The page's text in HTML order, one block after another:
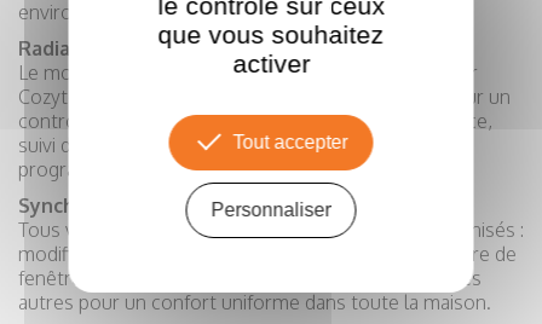
environnement familial.
Radiateur connecté avec pilotage à distance
Le modèle est compatible avec l’application Thermor
Cozytouch (bridge requis par foyer, réf. 400991), pour un
contrôle précis à distance : ajustement pièce par pièce,
suivi de consommation, réglage à 0,5 °C près et
programmation à la carte.
Synchronisation entre appareils
Tous vos radiateurs Ovation 3 peuvent être synchronisés :
modification de température ou détection d’ouverture de
fenêtre sur un appareil = mise à jour automatique des
autres pour un confort uniforme dans toute la maison.
que vous souhaitez
activer
Tout accepter
Personnaliser